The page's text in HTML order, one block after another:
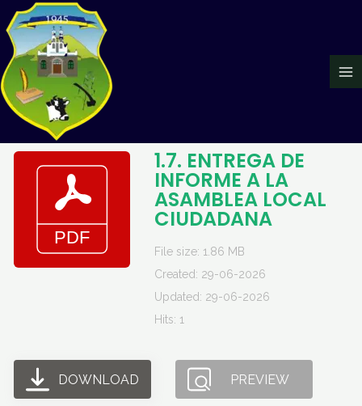
al
contenido
1.7. ENTREGA DE
INFORME A LA
ASAMBLEA LOCAL
CIUDADANA
File size: 1.86 MB
Created: 29-06-2026
Updated: 29-06-2026
Hits: 1
DOWNLOAD PREVIEW